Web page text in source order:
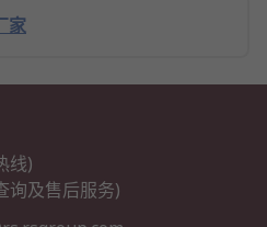
家
线)
询及售后服务)